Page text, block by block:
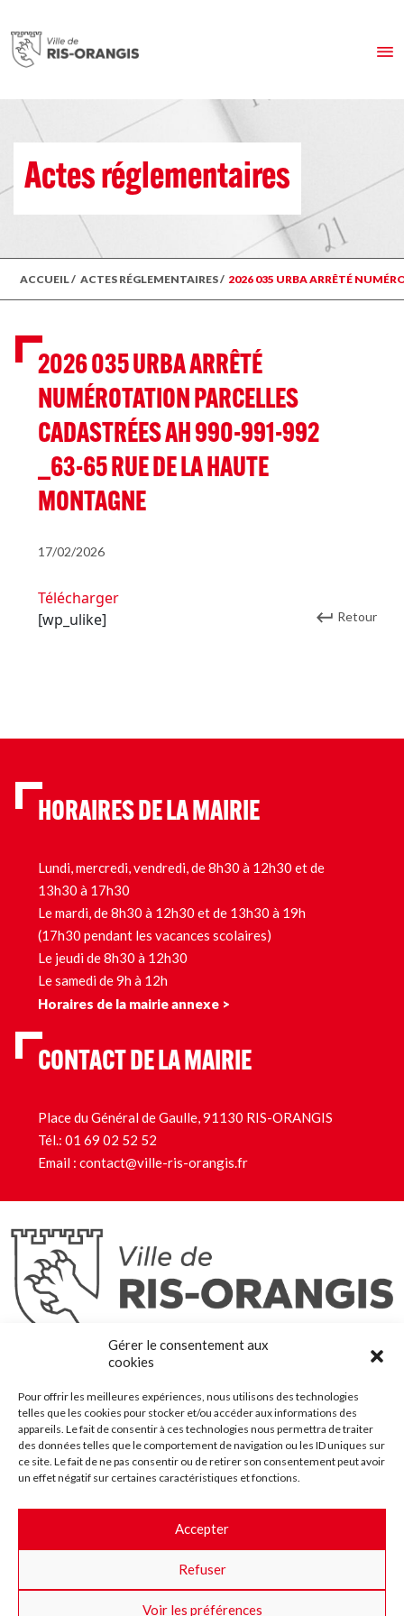
Gérer le consentement aux
cookies
Pour offrir les meilleures expériences, nous utilisons des technologies
telles que les cookies pour stocker et/ou accéder aux informations des
appareils. Le fait de consentir à ces technologies nous permettra de traiter
des données telles que le comportement de navigation ou les ID uniques sur
ce site. Le fait de ne pas consentir ou de retirer son consentement peut avoir
un effet négatif sur certaines caractéristiques et fonctions.
Accepter
Refuser
Voir les préférences
Actes réglementaires
ACCUEIL/ ACTES RÉGLEMENTAIRES/ 2026 035 URBA ARRÊTÉ
2026 035 URBA ARRÊTÉ
NUMÉROTATION PARCELLES
CADASTRÉES AH 990-991-992
_63-65 RUE DE LA HAUTE
MONTAGNE
17/02/2026
Télécharger
[wp_ulike]
Retour
HORAIRES DE LA MAIRIE
Lundi, mercredi, vendredi, de 8h30 à 12h30 et de
13h30 à 17h30
Le mardi, de 8h30 à 12h30 et de 13h30 à 19h
(17h30 pendant les vacances scolaires)
Le jeudi de 8h30 à 12h30
Le samedi de 9h à 12h
Horaires de la mairie annexe >
CONTACT DE LA MAIRIE
Place du Général de Gaulle, 91130 RIS-ORANGIS
Tél.: 01 69 02 52 52
Email : contact@ville-ris-orangis.fr
Ris-Orangis
@2022 — Tous droits réservés
Plan du site
Contact
Accessibilité
Crédits
Les marchés publics
Suggestions & Améliorations
Facebook
InstaTwitterYoutube